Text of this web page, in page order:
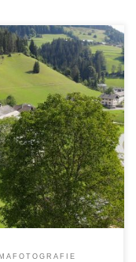
Hier am
des Weißensees
Wassermann).
Zaufenbergers